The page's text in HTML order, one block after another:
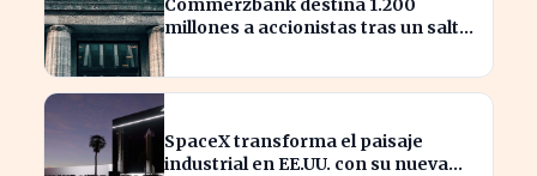
Commerzbank destina 1.200
millones a accionistas tras un salto
SpaceX transforma el paisaje
industrial en EE.UU. con su nueva